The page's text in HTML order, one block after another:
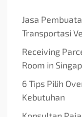
Jasa
Transportasi
Receiving
Room in
6 Tips Pilih
Kebutuhan